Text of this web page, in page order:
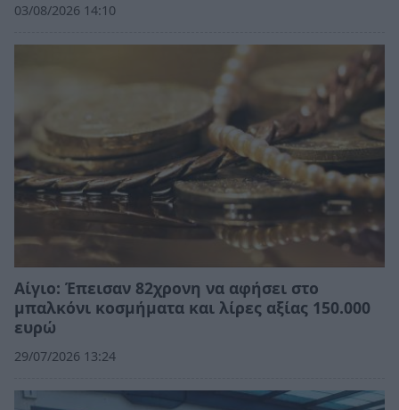
03/08/2026 14:10
Αίγιο: Έπεισαν 82χρονη να αφήσει στο
μπαλκόνι κοσμήματα και λίρες αξίας 150.000
ευρώ
29/07/2026 13:24